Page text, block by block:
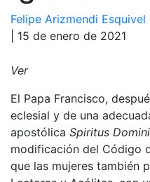
Felipe Arizmendi Esquivel
| 15 de enero de 2021
Ver
El Papa Francisco,
eclesial y de una
apostólica Spiritus Domini
modificación del Código
que las mujeres también